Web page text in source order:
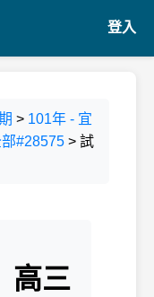
登入
> 101年 - 宜
#28575 > 試
高三